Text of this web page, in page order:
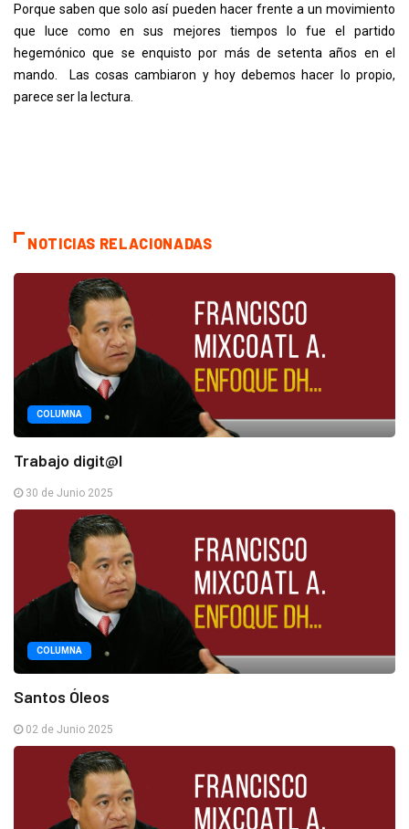
Porque saben que solo así pueden hacer frente a un movimiento
que luce como en sus mejores tiempos lo fue el partido
hegemónico que se enquisto por más de setenta años en el
mando. Las cosas cambiaron y hoy debemos hacer lo propio,
parece ser la lectura.
NOTICIAS RELACIONADAS
COLUMNA
Trabajo digit@l
30 de Junio 2025
COLUMNA
Santos Óleos
02 de Junio 2025